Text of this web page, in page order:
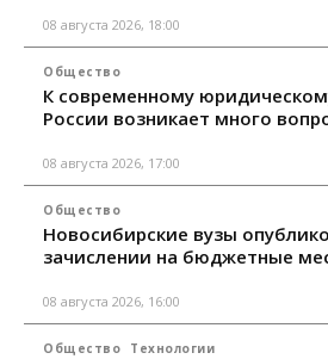
08 августа 2026, 18:00
Общество
К современному
России возникает много
08 августа 2026, 17:00
Общество
Новосибирские вузы
зачислении на бюджетные
08 августа 2026, 16:00
Общество Технологии